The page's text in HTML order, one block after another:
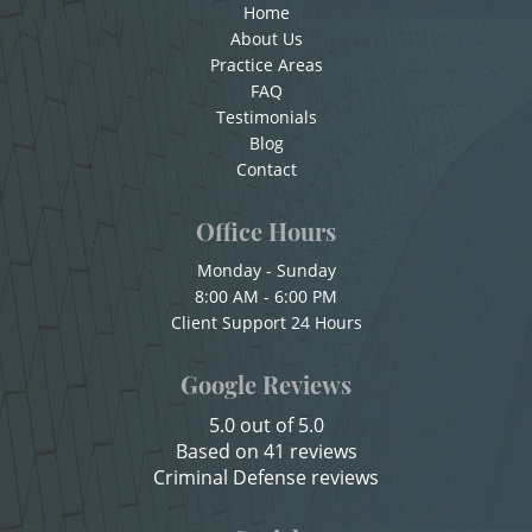
Child Pornography
Forcible Sexual Penetration
Indecent Exposure
Lewd Conduct
Loitering To Commit Prostitution
Oral Copulation by Force/Fear
Prostitution & Solicitation
Rape
Copulación Oral Forzada
Cuarta Ofensa De DUI
Child Endangerment
Child Pornography
Credit Card Fraud
Criminal Threats
Home
About Us
Practice Areas
FAQ
Testimonials
Blog
Contact
Office Hours
Monday - Sunday
8:00 AM - 6:00 PM
Client Support 24 Hours
Google Reviews
5.0 out of 5.0
Based on 41 reviews
Criminal Defense reviews